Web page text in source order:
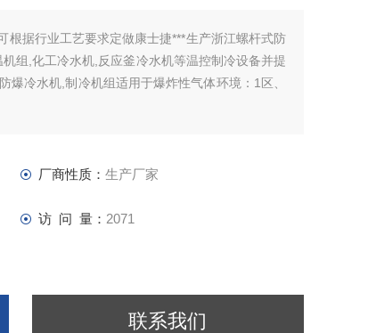
根据行业工艺要求定做康士捷***生产浙江螺杆式防
组,化工冷水机,反应釜冷水机等温控制冷设备并提
冷水机,制冷机组适用于爆炸性气体环境：1区、
厂商性质： 生产厂家
访 问 量： 2071
联系我们